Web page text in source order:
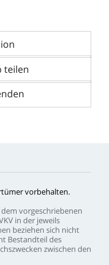
teilen
vorbehalten.
dem vorgeschriebenen
in der jeweils
beziehen sich nicht
Bestandteildes
zwischen den